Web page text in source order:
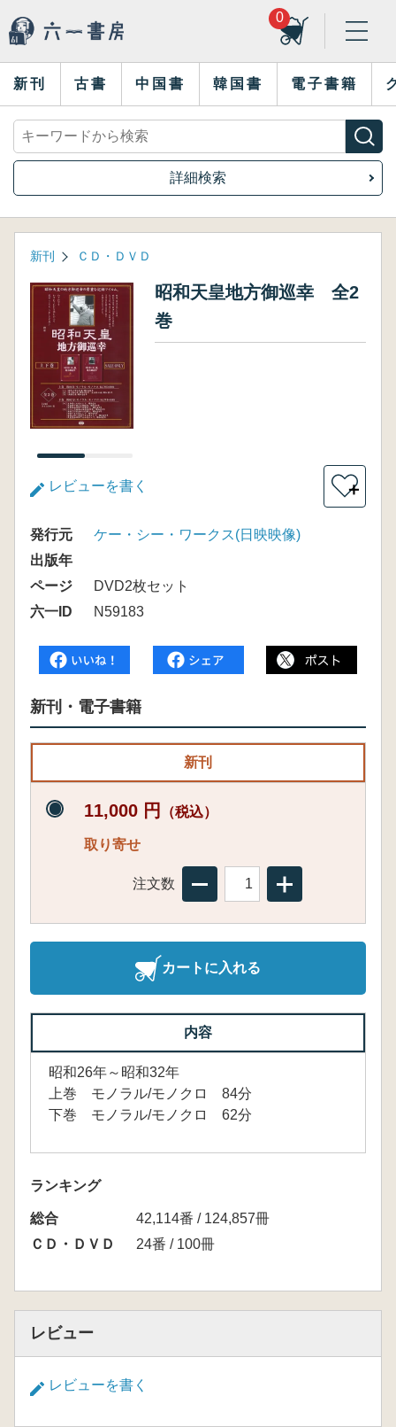
0
新刊 古書 中国書 韓国書 電子書籍
詳細検索
新刊 ＣＤ・ＤＶＤ
昭和天皇地方御巡幸 全2
巻
レビューを書く ＋
発行元
ケー・シー・ワークス(日映映像)
出版年
ページ
DVD2枚セット
六一ID
N59183
新刊・電子書籍
新刊
11,000 円 （税込）
取り寄せ
注文数
カートに入れる
内容
昭和26年～昭和32年
上巻 モノラル/モノクロ 84分
下巻 モノラル/モノクロ 62分
ランキング
総合
42,114番 / 124,857冊
ＣＤ・ＤＶＤ
24番 / 100冊
レビュー
レビューを書く